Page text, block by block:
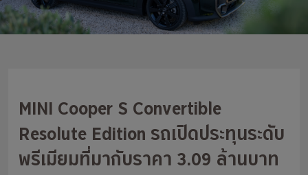
MINI Cooper S Convertible
Resolute Edition รถเปิดประทุนระดับ
พรีเมียมที่มากับราคา 3.09 ล้านบาท